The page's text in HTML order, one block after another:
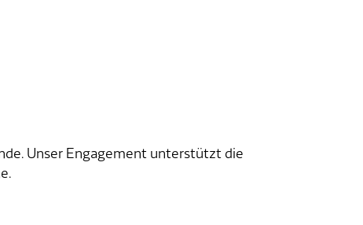
Unser Engagement unterstützt die